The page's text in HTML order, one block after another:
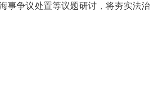
事争议处置等议题研讨，将夯实法治